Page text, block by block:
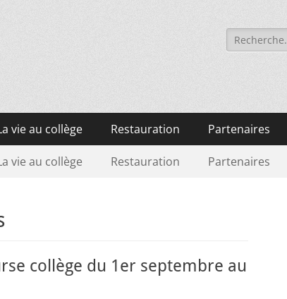
Rechercher :
vie au collège Restauration Partenaires
vie au collège Restauration Partenaires
collège du 1er septembre au